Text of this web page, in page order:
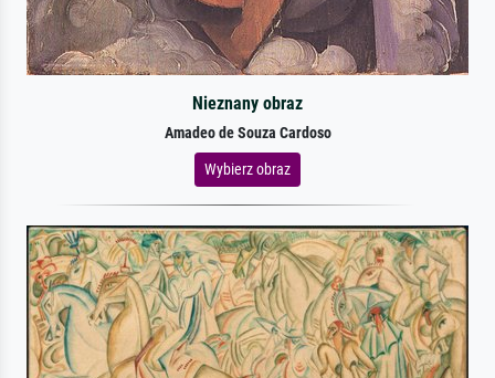
Nieznany obraz
Amadeo de Souza Cardoso
Wybierz obraz